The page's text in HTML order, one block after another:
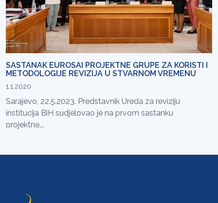
SASTANAK EUROSAI PROJEKTNE GRUPE ZA KORISTI I
METODOLOGIJE REVIZIJA U STVARNOM VREMENU
1.1.2020
Sarajevo, 22.5.2023. Predstavnik Ureda za reviziju
institucija BiH sudjelovao je na prvom sastanku
projektne...